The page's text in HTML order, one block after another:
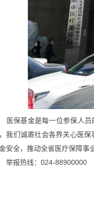
医保基金是每一位参保人员
我们诚邀社会各界关心医
安全，推动全省医疗保障事
举报热线： 024-88900000